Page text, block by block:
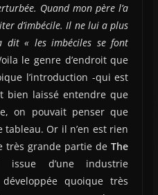
Quand mon père l’a
d’imbécile. Il ne lui a plus
« les imbéciles se font
le genre d’endroit que
l’introduction -qui est
bien laissé entendre que
on pouvait penser que
Or il n’en est rien
très grande partie deThe
d’une industrie
quoique très